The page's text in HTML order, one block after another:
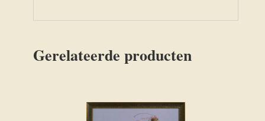
Gerelateerde producten